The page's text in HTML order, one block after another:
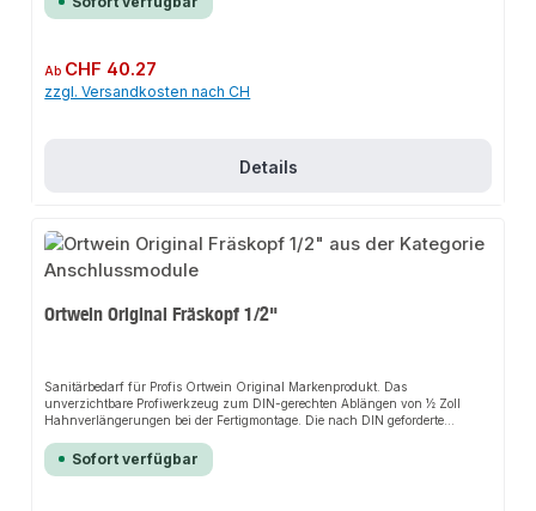
einheitlichen System. Alle Schallschutz - und Stichmaßanforderungen
aller gängigen Rohrsysteme bestücken. Die Ortwein Original Sanibox 1
erhalten sie vormontiert mit Wandwinkeln der gängigsten Rohrsysteme.
Regulärer Preis:
Ab CHF 40.27
zzgl. Versandkosten nach CH
Details
Ortwein Original Fräskopf 1/2"
Sanitärbedarf für Profis Ortwein Original Markenprodukt. Das
unverzichtbare Profiwerkzeug zum DIN-gerechten Ablängen von ½ Zoll
Hahnverlängerungen bei der Fertigmontage. Die nach DIN geforderte
universell über Bohrfutter, oder über SDS Aufnahmen gespannt werden. Der
mitgelieferte Spänefang ist ein wirkungsvolles Hilfsmittel um
Sofort verfügbar